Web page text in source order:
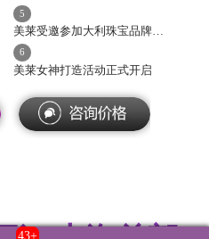
5
美莱受邀参加大利珠宝品牌YvesLemay美丽品鉴之夜
6
美莱女神打造活动正式开启
43+